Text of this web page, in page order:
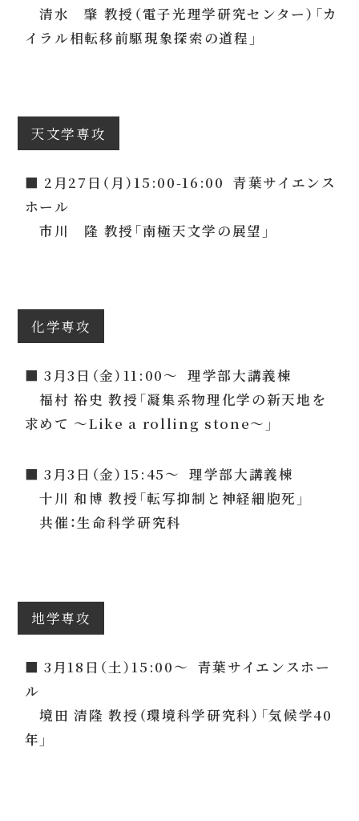
清水 肇 教授（電子光理学研究センター）「カ
イラル相転移前駆現象探索の道程」
天文学専攻
■ 2月27日（月）15:00-16:00 青葉サイエンス
ホール
市川 隆 教授「南極天文学の展望」
化学専攻
■ 3月3日（金）11:00～ 理学部大講義棟
福村 裕史 教授「凝集系物理化学の新天地を
求めて ～Like a rolling stone～」
■ 3月3日（金）15:45～ 理学部大講義棟
十川 和博 教授「転写抑制と神経細胞死」
共催：生命科学研究科
地学専攻
■ 3月18日（土）15:00～ 青葉サイエンスホー
ル
境田 清隆 教授（環境科学研究科）「気候学40
年」